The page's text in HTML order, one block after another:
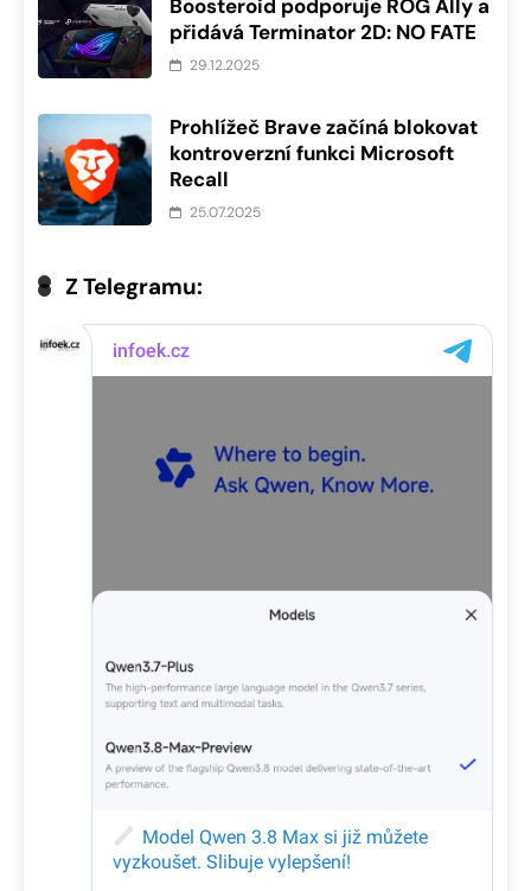
Boosteroid podporuje ROG Ally a
přidává Terminator 2D: NO FATE
29.12.2025
Prohlížeč Brave začíná blokovat
kontroverzní funkci Microsoft
Recall
25.07.2025
Z Telegramu: